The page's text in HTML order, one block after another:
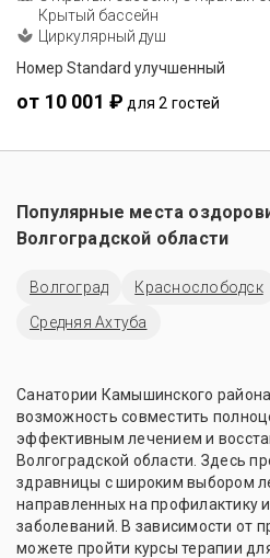
Крытый бассейн
Циркулярный душ
Номер Standard улучшенный
от 10 001 ₽ для 2 гостей
Популярные места
Волгоградской области
Волгоград Краснослободск
Средняя Ахтуба
Санатории Камышинского
возможность совместить
эффективным лечением и
Волгоградской области. Здесь
здравницы с широким выбором
направленных на профилактику
заболеваний. В зависимости от
можете пройти курсы терапии